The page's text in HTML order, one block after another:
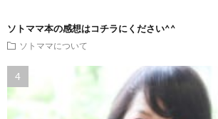
ソトママ本の感想はコチラにください^^
ソトママについて